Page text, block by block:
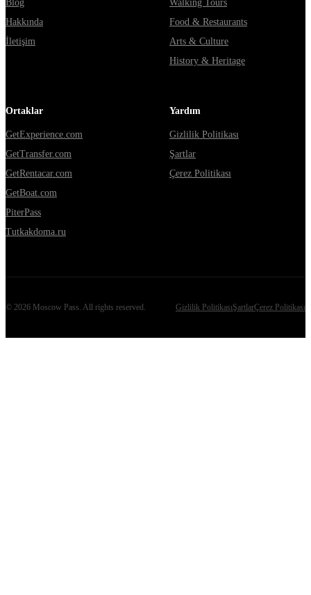
Blog
Hakkında
İletişim
Walking Tours
Food & Restaurants
Arts & Culture
History & Heritage
Ortaklar
GetExperience.com
GetTransfer.com
GetRentacar.com
GetBoat.com
PiterPass
Tutkakdoma.ru
Yardım
Gizlilik Politikası
Şartlar
Çerez Politikası
© 2026 Moscow Pass. All rights reserved. Gizlilik PolitikasıŞartlarÇerez Politikası